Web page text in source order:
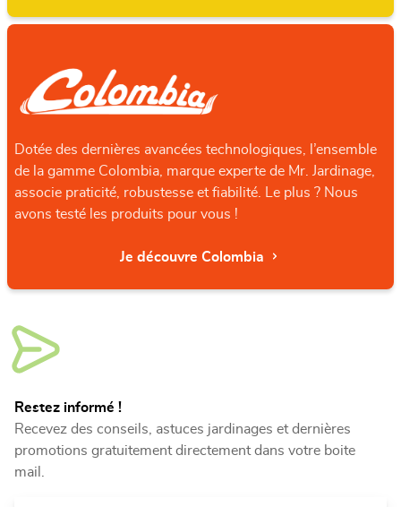
Dotée des dernières avancées technologiques, l’ensemble
de la gamme Colombia, marque experte de Mr. Jardinage,
associe praticité, robustesse et fiabilité. Le plus ? Nous
avons testé les produits pour vous !
Je découvre Colombia
Restez informé !
Recevez des conseils, astuces jardinages et dernières
promotions gratuitement directement dans votre boite
mail.